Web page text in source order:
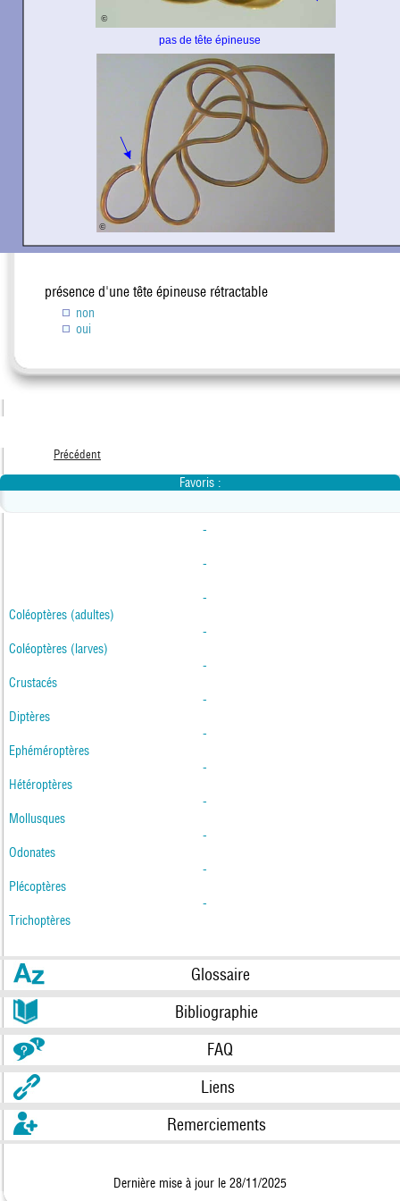
présence d'une tête épineuse rétractable
non
oui
Précédent
Favoris :
-
-
-
Coléoptères (adultes)
-
Coléoptères (larves)
-
Crustacés
-
Diptères
-
Ephéméroptères
-
Hétéroptères
-
Mollusques
-
Odonates
-
Plécoptères
-
Trichoptères
Glossaire
Bibliographie
FAQ
Liens
Remerciements
Dernière mise à jour le 28/11/2025